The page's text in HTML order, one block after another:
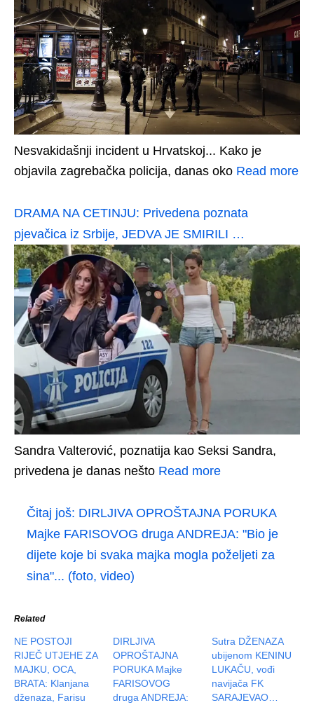
Nesvakidašnji incident u Hrvatskoj... Kako je
objavila zagrebačka policija, danas oko Read more
DRAMA NA CETINJU: Privedena poznata
pjevačica iz Srbije, JEDVA JE SMIRILI …
Sandra Valterović, poznatija kao Seksi Sandra,
privedena je danas nešto Read more
Čitaj još: DIRLJIVA OPROŠTAJNA PORUKA
Majke FARISOVOG druga ANDREJA: "Bio je
dijete koje bi svaka majka mogla poželjeti za
sina"... (foto, video)
Related
NE POSTOJI
RIJEČ UTJEHE ZA
MAJKU, OCA,
BRATA: Klanjana
dženaza, Farisu
DIRLJIVA
OPROŠTAJNA
PORUKA Majke
FARISOVOG
druga ANDREJA:
Sutra DŽENAZA
ubijenom KENINU
LUKAČU, vođi
navijača FK
SARAJEVAO…